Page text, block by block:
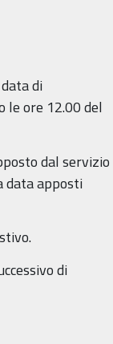
di
le ore 12.00 del
dal servizio
data apposti
di